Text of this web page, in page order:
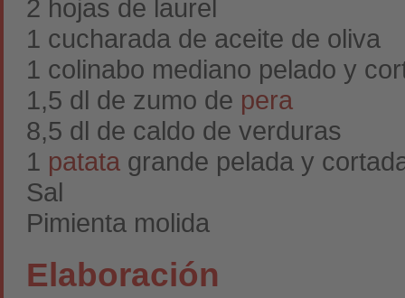
2 hojas de laurel
1 cucharada de aceite de oliva
1 colinabo mediano pelado y
1,5 dl de zumo de pera
8,5 dl de caldo de verduras
1 patata grande pelada y
Sal
Pimienta molida
Elaboración